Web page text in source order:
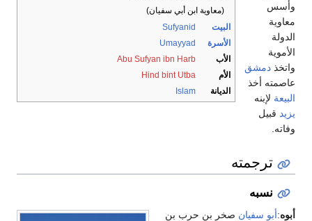
(معاوية ابن أبي سفيان)
البيت
Sufyanid
الأسرة
Umayyad
الأب
Abu Sufyan ibn Harb
الأم
Hind bint Utba
الديانة
Islam
وأسس
معاوية
الدولة
الأموية
واتخذ دمشق
عاصمته أخذ
البيعة لإبنه
يزيد قبيل
وفاته.
ترجمته
نسبه
أبوه:أبو سفيان صخر بن حرب بن